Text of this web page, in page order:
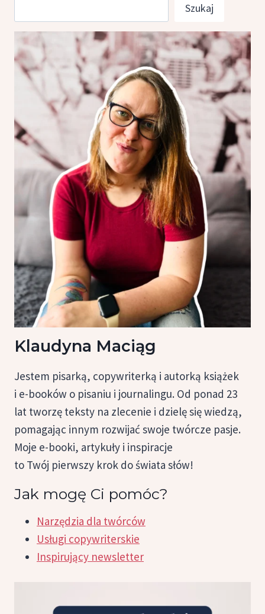
Szukaj
Klaudyna Maciąg
Jestem pisarką, copywriterką i autorką książek
i e-booków o pisaniu i journalingu. Od ponad 23
lat tworzę teksty na zlecenie i dzielę się wiedzą,
pomagając innym rozwijać swoje twórcze pasje.
Moje e-booki, artykuły i inspiracje
to Twój pierwszy krok do świata słów!
Jak mogę Ci pomóc?
Narzędzia dla twórców
Usługi copywriterskie
Inspirujący newsletter